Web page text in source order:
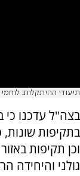
תיעודי ההיתקלות: לוחמי הצנחנים
בצה"ל עדכנו כי
בתקיפות שונות,
גולני והיחידה